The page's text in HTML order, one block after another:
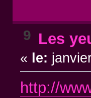
9 Les
« le:
http://